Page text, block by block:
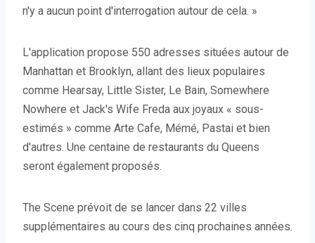
n'y a aucun point d'interrogation autour de cela. »
L'application propose 550 adresses situées autour de
Manhattan et Brooklyn, allant des lieux populaires
comme Hearsay, Little Sister, Le Bain, Somewhere
Nowhere et Jack's Wife Freda aux joyaux « sous-
estimés » comme Arte Cafe, Mémé, Pastai et bien
d'autres. Une centaine de restaurants du Queens
seront également proposés.
The Scene prévoit de se lancer dans 22 villes
supplémentaires au cours des cinq prochaines années.